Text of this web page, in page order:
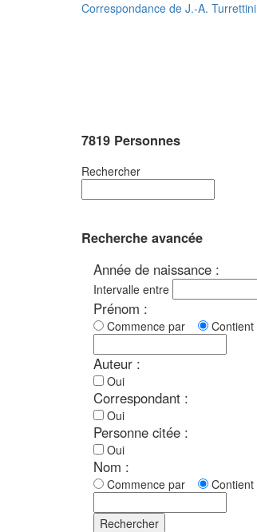
Correspondance de J.-A. Turrettini
7819 Personnes
Rechercher
Recherche avancée
Année de naissance :
Intervalle entre
Prénom :
Commence par Contient
Auteur :
Oui
Correspondant :
Oui
Personne citée :
Oui
Nom :
Commence par Contient
Rechercher